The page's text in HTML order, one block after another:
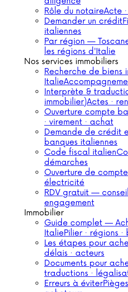
Rôle du notaireActe
Demander un crédit
italiennes
Par région —
les régions d'Italie
Nos services immobiliers
Recherche de biens
Italie
Interprète &
immobilier)Actes ·
Ouverture compte
· virement · achat
Demande de crédit
banques italiennes
Code fiscal italien
démarches
Ouverture de
électricité
RDV gratuit —
engagement
Immobilier
Guide complet —
ItaliePilier · régions
Les étapes pour
délais · acteurs
Documents pour
traductions ·
Erreurs à éviter